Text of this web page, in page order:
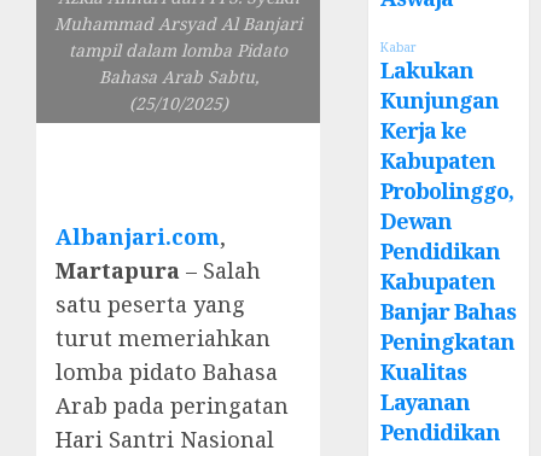
Muhammad Arsyad Al Banjari
tampil dalam lomba Pidato
Bahasa Arab Sabtu,
(25/10/2025)
Albanjari.com,
Martapura – Salah
satu peserta yang
turut memeriahkan
lomba pidato Bahasa
Arab pada peringatan
Hari Santri Nasional
Kabar
Lakukan
Kunjungan
Kerja ke
Kabupaten
Probolinggo,
Dewan
Pendidikan
Kabupaten
Banjar Bahas
Peningkatan
Kualitas
Layanan
Pendidikan